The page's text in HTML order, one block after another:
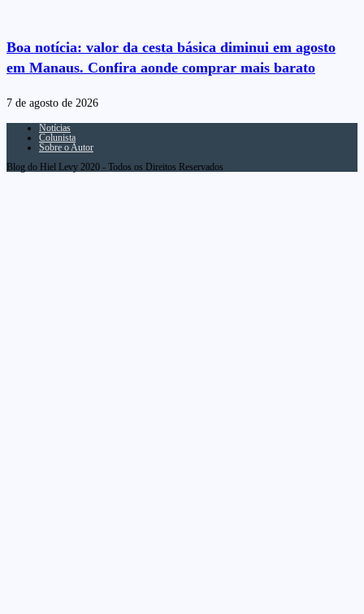
Boa notícia: valor da cesta básica diminui em agosto
em Manaus. Confira aonde comprar mais barato
7 de agosto de 2026
Notícias
Colunista
Sobre o Autor
Blog do Hiel Levy 2020 - Todos os Direitos Reservados